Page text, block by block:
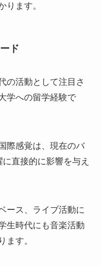
ります。
ド
の活動として注目さ
学への留学経験で
際感覚は、現在のバ
直接的に影響を与え
ース、ライブ活動に
生時代にも音楽活動
ます。